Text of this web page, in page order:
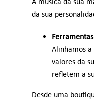
da sua
Alinhamos
valores da
refletem a
Desde uma